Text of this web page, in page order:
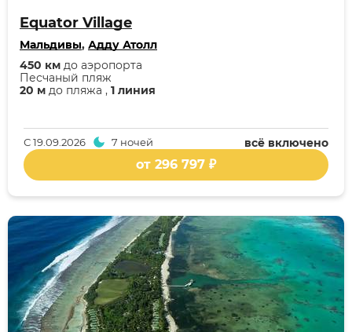
Equator Village
Мальдивы, Адду Атолл
20 м до пляжа , 1 линия
Песчаный пляж
450 км до аэропорта
всё включено
С19.09.2026 7 ночей
от 296 797 ₽